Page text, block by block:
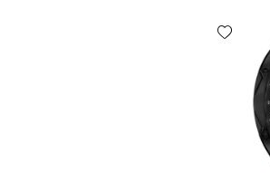
Add wishlist